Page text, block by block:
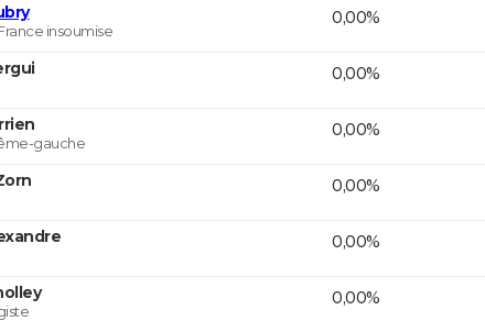
insoumise
0,00%
0,00%
gauche
0,00%
0,00%
0,00%
0,00%